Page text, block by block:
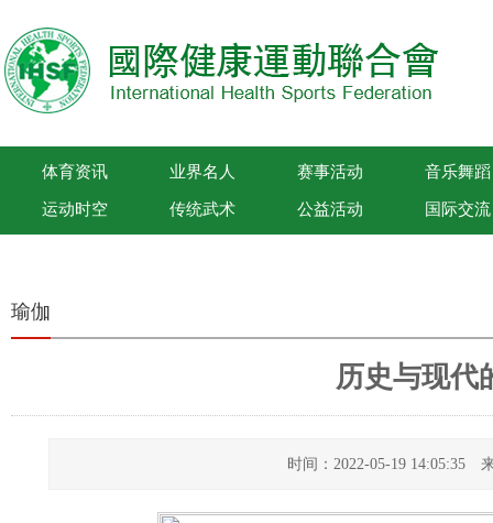
体育资讯 业界名人 赛事活动 音乐舞蹈
运动时空 传统武术 公益活动 国际交流
瑜伽
历史与现代
时间：2022-05-19 14:05:35